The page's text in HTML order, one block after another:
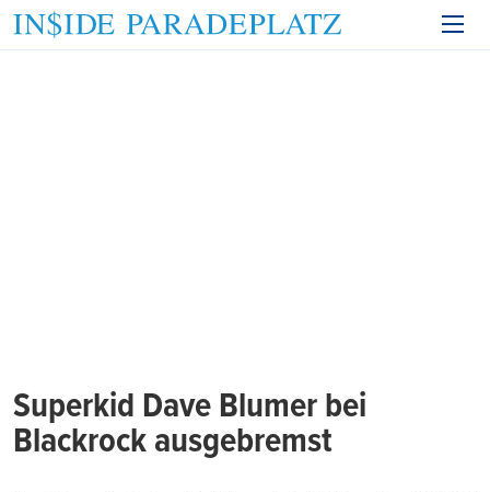
Superkid Dave Blumer bei
Blackrock ausgebremst